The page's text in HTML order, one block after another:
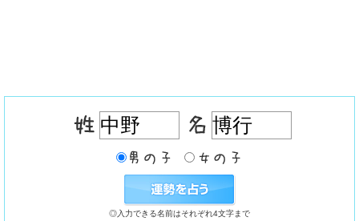
◎入力できる名前はそれぞれ4文字まで